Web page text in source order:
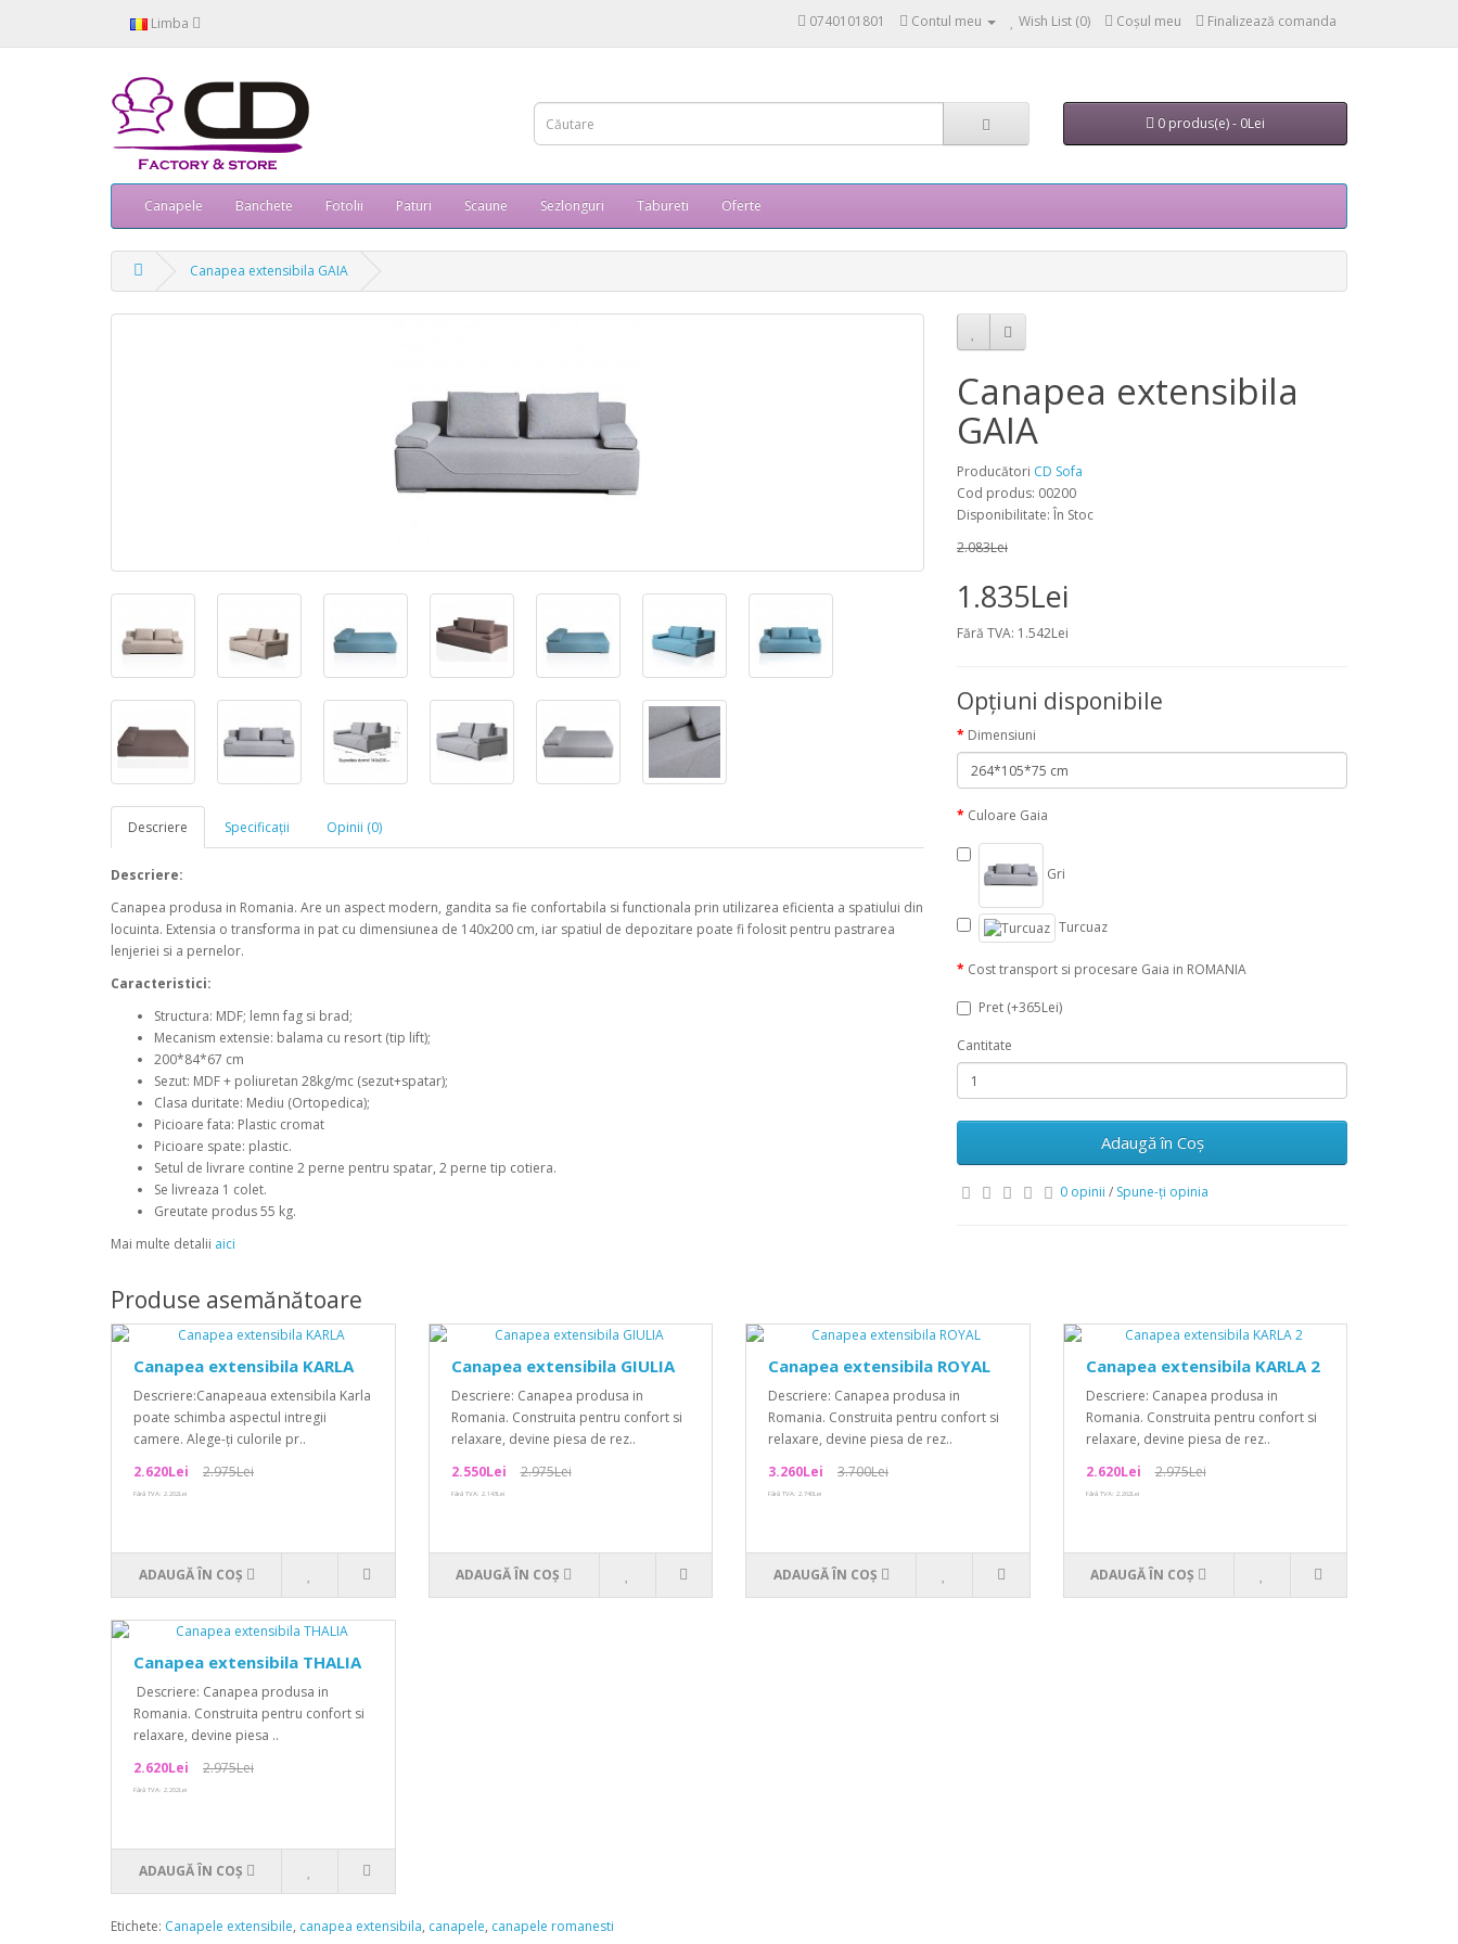
Limba 0740101801 Contul meu Wish List (0) Coşul meu Finalizează comanda
0 produs(e) - 0Lei
Canapele Banchete Fotolii Paturi Scaune Sezlonguri Tabureti Oferte
Canapea extensibila GAIA
Descriere Specificaţii Opinii (0)
Descriere:
Canapea produsa in Romania. Are un aspect modern, gandita sa fie confortabila si functionala prin utilizarea eficienta a spatiului din
locuinta. Extensia o transforma in pat cu dimensiunea de 140x200 cm, iar spatiul de depozitare poate fi folosit pentru pastrarea
lenjeriei si a pernelor.
Caracteristici:
Structura: MDF; lemn fag si brad;
Mecanism extensie: balama cu resort (tip lift);
200*84*67 cm
Sezut: MDF + poliuretan 28kg/mc (sezut+spatar);
Clasa duritate: Mediu (Ortopedica);
Picioare fata: Plastic cromat
Picioare spate: plastic.
Setul de livrare contine 2 perne pentru spatar, 2 perne tip cotiera.
Se livreaza 1 colet.
Greutate produs 55 kg.
Mai multe detalii aici
Canapea extensibila
GAIA
Producători CD Sofa
Cod produs: 00200
Disponibilitate: În Stoc
2.083Lei
1.835Lei
Fără TVA: 1.542Lei
Opţiuni disponibile
Dimensiuni
Culoare Gaia
Gri
Turcuaz
Cost transport si procesare Gaia in ROMANIA
Pret (+365Lei)
Cantitate
Adaugă în Coş
0 opinii / Spune-ţi opinia
Produse asemănătoare
Canapea extensibila KARLA
Descriere:Canapeaua extensibila Karla
poate schimba aspectul intregii
camere. Alege-ți culorile pr..
2.620Lei
2.975Lei
Fără TVA: 2.202Lei
ADAUGĂ ÎN COŞ
Canapea extensibila GIULIA
Descriere: Canapea produsa in
Romania. Construita pentru confort si
relaxare, devine piesa de rez..
2.550Lei
2.975Lei
Fără TVA: 2.143Lei
ADAUGĂ ÎN COŞ
Canapea extensibila ROYAL
Descriere: Canapea produsa in
Romania. Construita pentru confort si
relaxare, devine piesa de rez..
3.260Lei
3.700Lei
Fără TVA: 2.740Lei
ADAUGĂ ÎN COŞ
Canapea extensibila KARLA 2
Descriere: Canapea produsa in
Romania. Construita pentru confort si
relaxare, devine piesa de rez..
2.620Lei
2.975Lei
Fără TVA: 2.202Lei
ADAUGĂ ÎN COŞ
Canapea extensibila THALIA
Descriere: Canapea produsa in
Romania. Construita pentru confort si
relaxare, devine piesa ..
2.620Lei
2.975Lei
Fără TVA: 2.202Lei
ADAUGĂ ÎN COŞ
Etichete: Canapele extensibile, canapea extensibila, canapele, canapele romanesti